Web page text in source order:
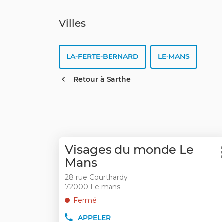
Villes
LA-FERTE-BERNARD LE-MANS
Retour à Sarthe
sur
touche
ENTRÉE
pour
de
Point
de
vente
:
Visages du monde Le
Mans
28 rue Courthardy
72000 Le mans
Fermé
APPELER